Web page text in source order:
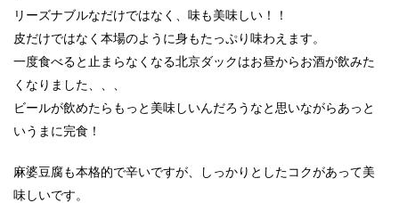
リーズナブルなだけではなく、味も美味しい！！
皮だけではなく本場のように身もたっぷり味わえます。
一度食べると止まらなくなる北京ダックはお昼からお酒が飲みた
くなりました、、、
ビールが飲めたらもっと美味しいんだろうなと思いながらあっと
いうまに完食！
麻婆豆腐も本格的で辛いですが、しっかりとしたコクがあって美
味しいです。